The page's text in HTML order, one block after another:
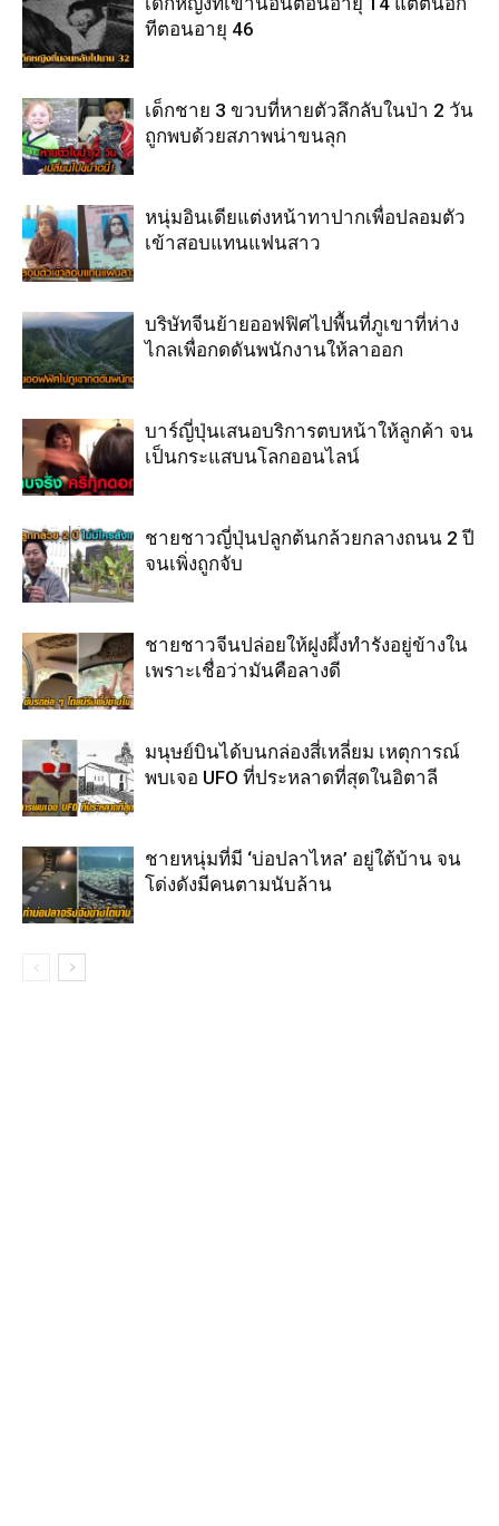
ทีตอนอายุ 46
เด็กชาย 3 ขวบที่หายตัวลึกลับในป่า 2 วัน
ถูกพบด้วยสภาพน่าขนลุก
หนุ่มอินเดียแต่งหน้าทาปากเพื่อปลอมตัว
เข้าสอบแทนแฟนสาว
บริษัทจีนย้ายออฟฟิศไปพื้นที่ภูเขาที่ห่าง
ไกลเพื่อกดดันพนักงานให้ลาออก
บาร์ญี่ปุ่นเสนอบริการตบหน้าให้ลูกค้า จน
เป็นกระแสบนโลกออนไลน์
ชายชาวญี่ปุ่นปลูกต้นกล้วยกลางถนน 2 ปี
จนเพิ่งถูกจับ
ชายชาวจีนปล่อยให้ฝูงผึ้งทำรังอยู่ข้างใน
เพราะเชื่อว่ามันคือลางดี
มนุษย์บินได้บนกล่องสี่เหลี่ยม เหตุการณ์
พบเจอ UFO ที่ประหลาดที่สุดในอิตาลี
ชายหนุ่มที่มี ‘บ่อปลาไหล’ อยู่ใต้บ้าน จน
โด่งดังมีคนตามนับล้าน